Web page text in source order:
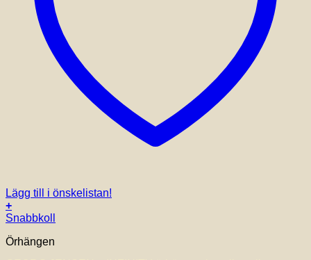
Lägg till i önskelistan!
+
Snabbkoll
Örhängen